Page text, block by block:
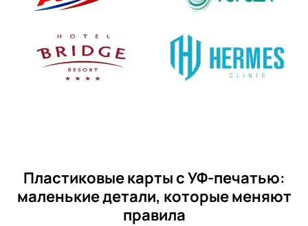
Пластиковые карты с УФ-печатью:
маленькие детали, которые меняют
правила